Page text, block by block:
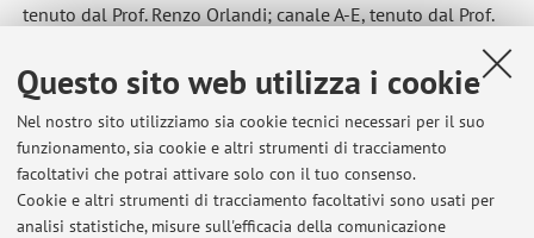
Questo sito web utilizza i cookie
Nel nostro sito utilizziamo sia cookie tecnici necessari per il suo
funzionamento, sia cookie e altri strumenti di tracciamento
facoltativi che potrai attivare solo con il tuo consenso.
Cookie e altri strumenti di tracciamento facoltativi sono usati per
analisi statistiche, misure sull'efficacia della comunicazione
tenuto dal Prof. Renzo Orlandi; canale A-E, tenuto dal Prof.
Caianiello, possono presentarsi direttamente, per i
ricevimenti, ogni lunedì dalle ore 15 presso il Dipartimento
di scienze giuridiche A. Cicu in via Zamboni 27/29 allo
studio n.31 - saletta di Procedura penale, II piano. È in ogni
caso consigliato un previo avviso via e-mail entro la
mattinata al seguente indirizzo: marco.fusaroli3@unibo.it